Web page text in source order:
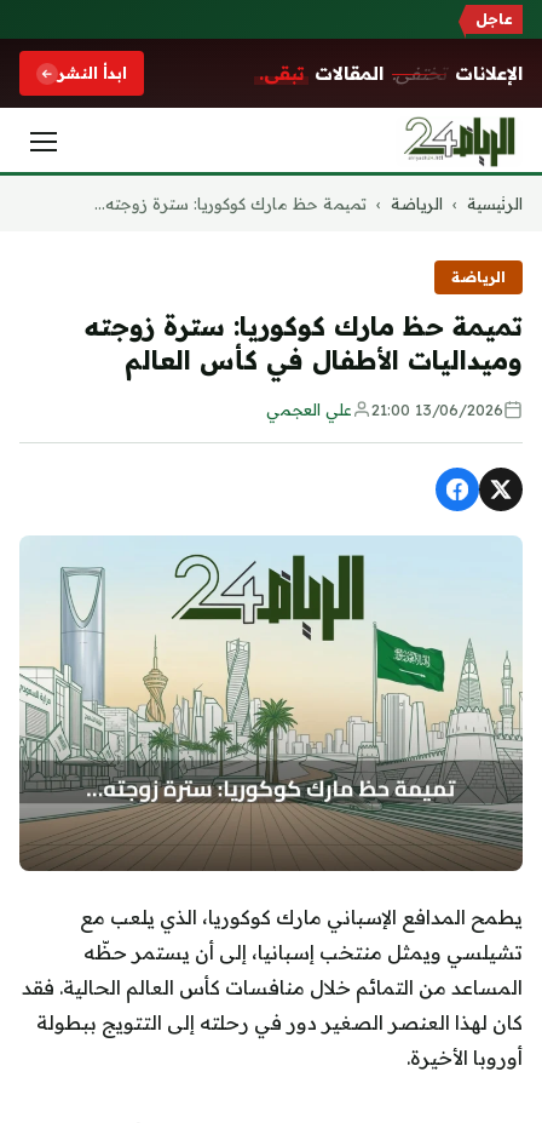
عاجل
الإعلانات تختفي. المقالات تبقى. ابدأ النشر
التجاوز
الرئيسية › الرياضة › تميمة حظ مارك كوكوريا: سترة زوجته...
الرياضة
تميمة حظ مارك كوكوريا: سترة زوجته
وميداليات الأطفال في كأس العالم
13/06/2026 21:00 علي العجمي
يطمح المدافع الإسباني مارك كوكوريا، الذي يلعب مع
تشيلسي ويمثل منتخب إسبانيا، إلى أن يستمر حظّه
المساعد من التمائم خلال منافسات كأس العالم الحالية. فقد
كان لهذا العنصر الصغير دور في رحلته إلى التتويج ببطولة
أوروبا الأخيرة.